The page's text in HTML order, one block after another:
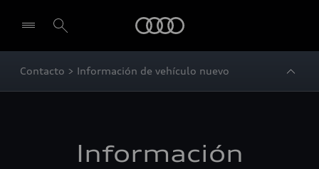
Contacto > Información de vehículo nuevo
Información